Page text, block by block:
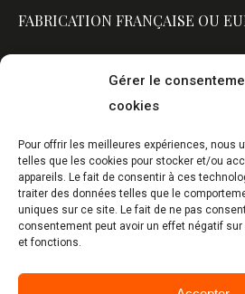
Gérer le
cookies
Pour offrir les meilleures expériences, nous
telles que les cookies pour stocker et/ou
appareils. Le fait de consentir à ces
traiter des données telles que le
uniques sur ce site. Le fait de ne pas
consentement peut avoir un effet négatif
et fonctions.
FABRICATION FRANÇAISE OU